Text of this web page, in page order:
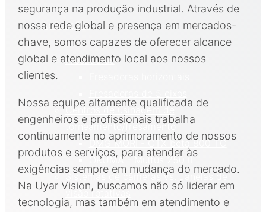
Aplicações
Fresadoras
Centros de usinagem de
torneamento/fresamento
DMG MORI - CTX beta 800 TC
OKUMA - Multus 250 II
Sistemas de câmeras vs. Janelas de
visão rotativas
segurança na produção industrial. Através de
nossa rede global e presença em mercados-
chave, somos capazes de oferecer alcance
global e atendimento local aos nossos
clientes.
Nossa equipe altamente qualificada de
engenheiros e profissionais trabalha
continuamente no aprimoramento de nossos
produtos e serviços, para atender às
exigências sempre em mudança do mercado.
Na Uyar Vision, buscamos não só liderar em
tecnologia, mas também em atendimento e